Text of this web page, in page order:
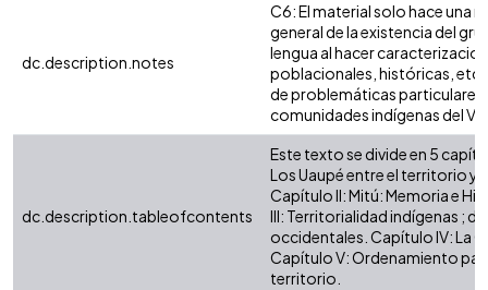
dc.description.notes
C6: El material solo hace una
general de la existencia del
lengua al hacer
poblacionales, históricas,
de problemáticas particulares
comunidades indígenas del
dc.description.tableofcontents
Este texto se divide en 5
Los Uaupé entre el territorio y
Capítulo II: Mitú: Memoria e
III: Territorialidad indígenas ;
occidentales. Capítulo IV: La
Capítulo V: Ordenamiento
territorio.